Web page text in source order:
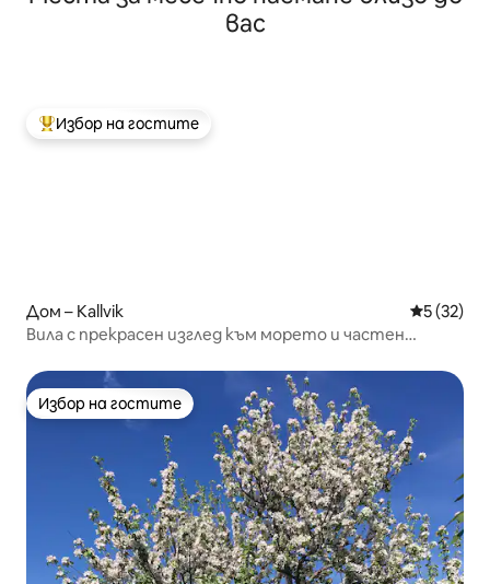
вас
Най-популярен избор на гостите
Избор на гостите
Дом – Kallvik Средна
5 (32)
Вила с прекрасен изглед към морето и частен
Избор на гостите
Избор на гостите